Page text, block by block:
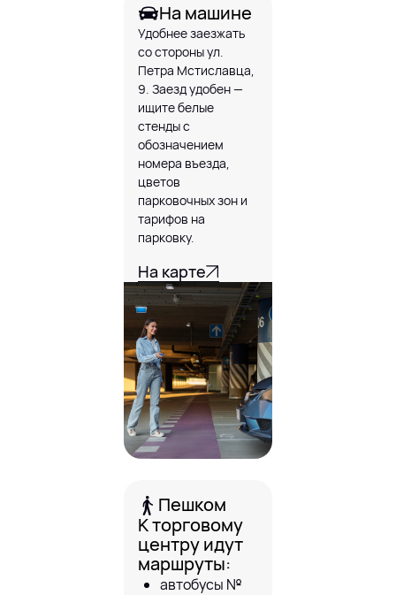
На машине
Удобнее заезжать
со стороны ул.
Петра Мстиславца,
9. Заезд удобен —
ищите белые
стенды с
обозначением
номера въезда,
цветов
парковочных зон и
тарифов на
парковку.
На карте
Пешком
К торговому
центру идут
маршруты:
автобусы №